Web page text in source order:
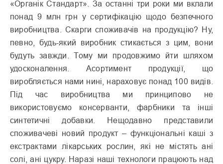
«Органік Стандарт». За останні три роки ми вклали
понад 9 млн грн у сертифікацію щодо безпечного
виробництва. Скарги споживачів на продукцію? Ну,
певно, будь-який виробник стикається з цим, вони
будуть завжди. Тому ми продовжимо йти шляхом
удосконалення. Асортимент продукції, що
виробляється нами нині, нараховує понад 100 видів.
Під час виробництва ми принципово не
використовуємо консерванти, фарбники та інші
синтетичні добавки. Нещодавно представили
споживачеві новий продукт – функціональні каші з
екстрактами лікарських рослин, які не містять ані
солі, ані цукру. Наразі наші технологи працюють над